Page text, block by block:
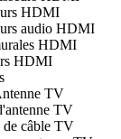
HDMI
audio HDMI
HDMI
HDMI
TV
TV
de câble TV